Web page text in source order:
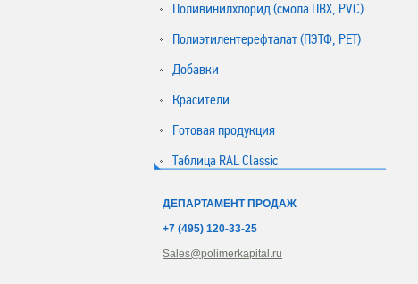
Поливинилхлорид (смола ПВХ, PVC)
Полиэтилентерефталат (ПЭТФ, PET)
Добавки
Красители
Готовая продукция
Таблица RAL Classic
ДЕПАРТАМЕНТ ПРОДАЖ
+7 (495) 120-33-25
Sales@polimerkapital.ru